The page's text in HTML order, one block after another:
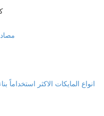
انواع المايكات الاكثر استخداماً